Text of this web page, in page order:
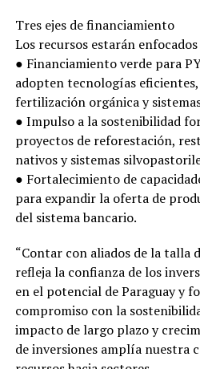
Tres ejes de financiamiento
Los recursos estarán
● Financiamiento verde para
adopten tecnologías
fertilización orgánica y
● Impulso a la sostenibilidad
proyectos de reforestación,
nativos y sistemas
● Fortalecimiento de
para expandir la oferta de
del sistema bancario.
“Contar con aliados de la talla
refleja la confianza de los
en el potencial de Paraguay y
compromiso con la
impacto de largo plazo y
de inversiones amplía nuestra